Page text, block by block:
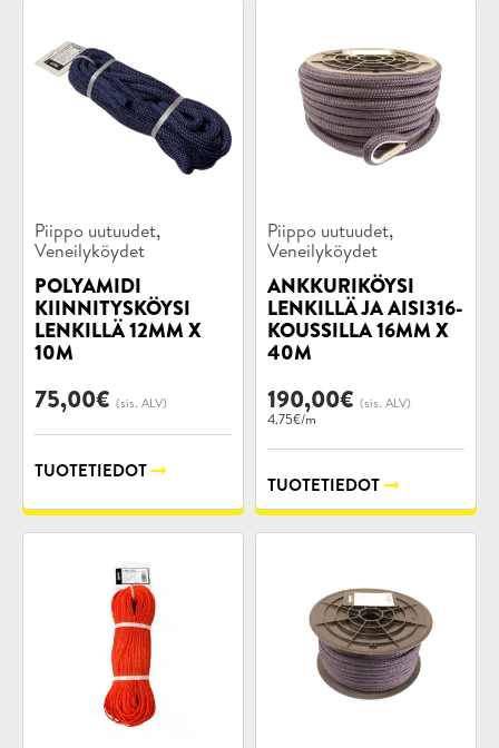
Tuotekategoriat:
Piippo uutuudet,
Veneilyköydet
POLYAMIDI
KIINNITYSKÖYSI
LENKILLÄ 12MM X
10M
75,00€ (sis. ALV)
TUOTETIEDOT
Tuotekategoriat:
Piippo uutuudet,
Veneilyköydet
ANKKURIKÖYSI
LENKILLÄ JA AISI316-
KOUSSILLA 16MM X
40M
190,00€ (sis. ALV)
4.75€/m
TUOTETIEDOT